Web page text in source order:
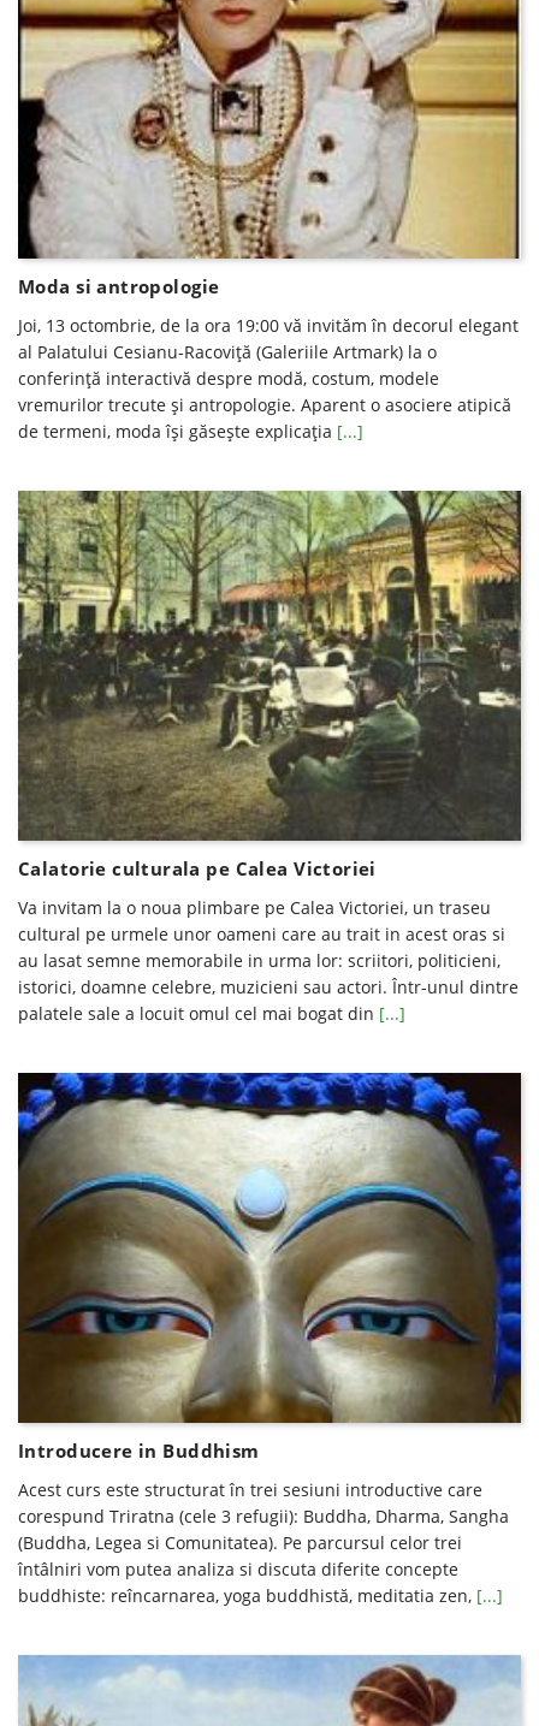
Moda si antropologie
Joi, 13 octombrie, de la ora 19:00 vă invităm în decorul elegant
al Palatului Cesianu-Racoviţă (Galeriile Artmark) la o
conferinţă interactivă despre modă, costum, modele
vremurilor trecute şi antropologie. Aparent o asociere atipică
de termeni, moda îşi găseşte explicaţia [...]
Calatorie culturala pe Calea Victoriei
Va invitam la o noua plimbare pe Calea Victoriei, un traseu
cultural pe urmele unor oameni care au trait in acest oras si
au lasat semne memorabile in urma lor: scriitori, politicieni,
istorici, doamne celebre, muzicieni sau actori. Într-unul dintre
palatele sale a locuit omul cel mai bogat din [...]
Introducere in Buddhism
Acest curs este structurat în trei sesiuni introductive care
corespund Triratna (cele 3 refugii): Buddha, Dharma, Sangha
(Buddha, Legea si Comunitatea). Pe parcursul celor trei
întâlniri vom putea analiza si discuta diferite concepte
buddhiste: reîncarnarea, yoga buddhistă, meditatia zen, [...]